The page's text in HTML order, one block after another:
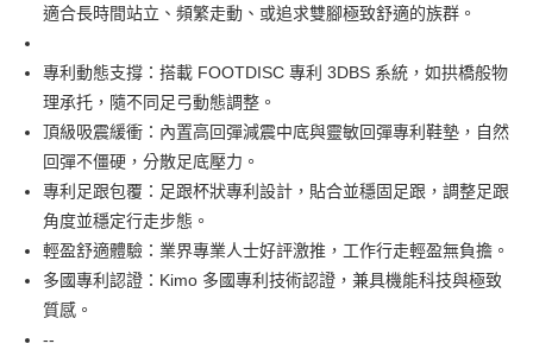
上海商業儲蓄銀行
台北富邦商業銀行
臺灣中小企業銀行
台中商業銀行
匯豐（台灣）商業銀行
聯邦商業銀行
元大商業銀行
永豐商業銀行
玉山商業銀行
台新國際商業銀行
中國信託商業銀行
台灣樂天信用卡公司
LINE Pay
Apple Pay
街口支付
Google Pay
【關於「AFTEE先享後付」】
AFTEE先享後付是「在收到商品之後才付款」的支付方式。 讓您購物簡單
便利好安心！
ATM付款
適合長時間站立、頻繁走動、或追求雙腳極致舒適的族群。
專利動態支撐：搭載 FOOTDISC 專利 3DBS 系統，如拱橋般物
理承托，隨不同足弓動態調整。
頂級吸震緩衝：內置高回彈減震中底與靈敏回彈專利鞋墊，自然
回彈不僵硬，分散足底壓力。
專利足跟包覆：足跟杯狀專利設計，貼合並穩固足跟，調整足跟
角度並穩定行走步態。
輕盈舒適體驗：業界專業人士好評激推，工作行走輕盈無負擔。
多國專利認證：Kimo 多國專利技術認證，兼具機能科技與極致
質感。
--